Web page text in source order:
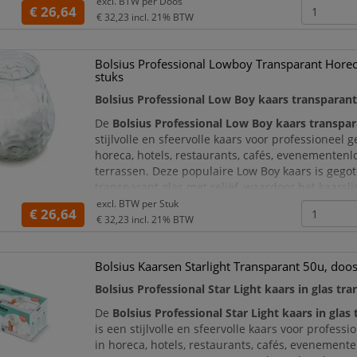
en evenementenlocaties.
Met een brandduu
€ 26,64
€ 32,23 incl. 21% BTW
Bolsius Professional Lowboy Transparant
stuks
Bolsius Professional Low Boy kaars
De Bolsius Professional Low Boy kaars
stijlvolle en sfeervolle kaars voor professioneel
horeca, hotels, restaurants, cafés,
terrassen. Deze populaire Low Boy kaars is
transparant glas met reliëf, waardoor het
en verfijnd effect krijgt. Ideaal wanneer u sfeer,
een verzorgde uitstraling wil
€ 26,64
excl. BTW per Stuk
€ 32,23 incl. 21% BTW
Bolsius Kaarsen Starlight Transparant 50u,
Bolsius Professional Star Light kaars in glas
De Bolsius Professional Star Light kaars in
is een stijlvolle en sfeervolle kaars voor
in horeca, hotels, restaurants, cafés,